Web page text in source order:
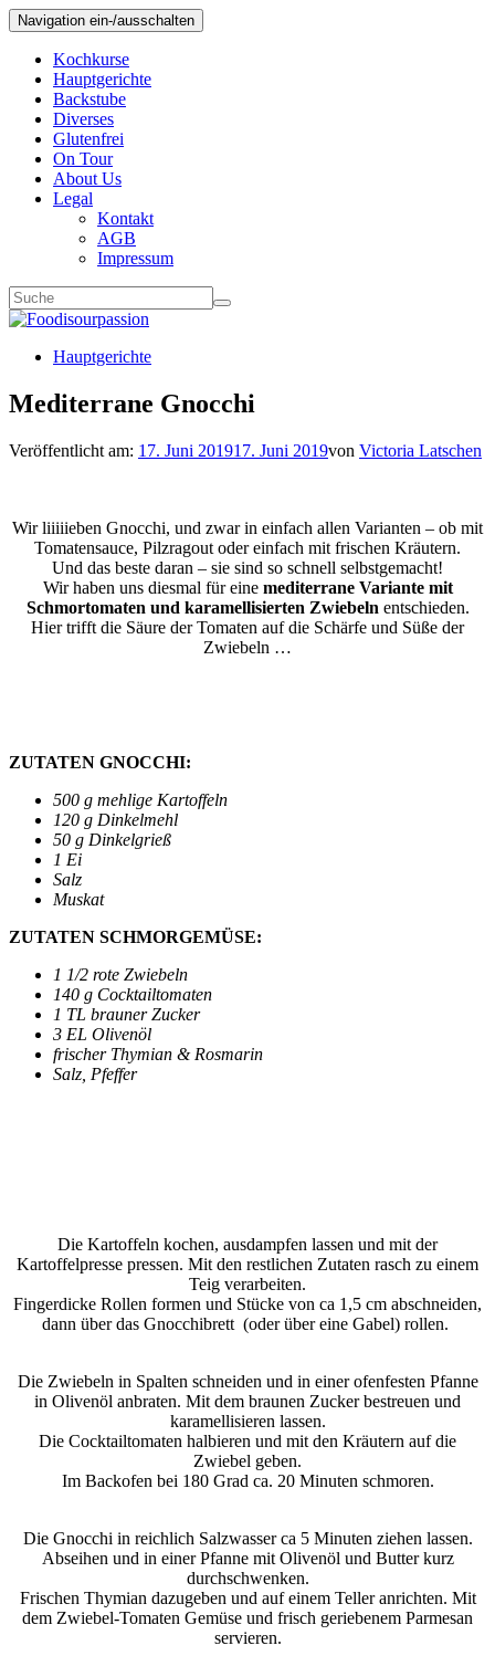
Navigation ein-/ausschalten
Kochkurse
Hauptgerichte
Backstube
Diverses
Glutenfrei
On Tour
About Us
Legal
Kontakt
AGB
Impressum
Hauptgerichte
Mediterrane Gnocchi
Veröffentlicht am: 17. Juni 201917. Juni 2019von Victoria Latschen
Wir liiiiieben Gnocchi, und zwar in einfach allen Varianten – ob mit
Tomatensauce, Pilzragout oder einfach mit frischen Kräutern.
Und das beste daran – sie sind so schnell selbstgemacht!
Wir haben uns diesmal für eine mediterrane Variante mit
Schmortomaten und karamellisierten Zwiebeln entschieden.
Hier trifft die Säure der Tomaten auf die Schärfe und Süße der
Zwiebeln …
ZUTATEN GNOCCHI:
500 g mehlige Kartoffeln
120 g Dinkelmehl
50 g Dinkelgrieß
1 Ei
Salz
Muskat
ZUTATEN SCHMORGEMÜSE:
1 1/2 rote Zwiebeln
140 g Cocktailtomaten
1 TL brauner Zucker
3 EL Olivenöl
frischer Thymian & Rosmarin
Salz, Pfeffer
Die Kartoffeln kochen, ausdampfen lassen und mit der
Kartoffelpresse pressen. Mit den restlichen Zutaten rasch zu einem
Teig verarbeiten.
Fingerdicke Rollen formen und Stücke von ca 1,5 cm abschneiden,
dann über das Gnocchibrett (oder über eine Gabel) rollen.
Die Zwiebeln in Spalten schneiden und in einer ofenfesten Pfanne
in Olivenöl anbraten. Mit dem braunen Zucker bestreuen und
karamellisieren lassen.
Die Cocktailtomaten halbieren und mit den Kräutern auf die
Zwiebel geben.
Im Backofen bei 180 Grad ca. 20 Minuten schmoren.
Die Gnocchi in reichlich Salzwasser ca 5 Minuten ziehen lassen.
Abseihen und in einer Pfanne mit Olivenöl und Butter kurz
durchschwenken.
Frischen Thymian dazugeben und auf einem Teller anrichten. Mit
dem Zwiebel-Tomaten Gemüse und frisch geriebenem Parmesan
servieren.